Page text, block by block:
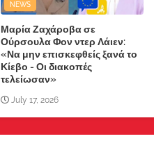
NEWS
Μαρία Ζαχάροβα σε
Ούρσουλα Φον ντερ Λάιεν:
«Να μην επισκεφθείς ξανά το
Κίεβο - Οι διακοπές
τελείωσαν»
July 17, 2026